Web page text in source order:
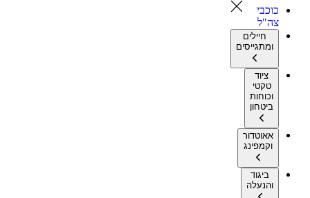
כוכבי
צה"ל
חיילים
ומתגייסים
ציוד
טקטי
וכוחות
ביטחון
אאוטדור
וקמפינג
ביגוד
והנעלה